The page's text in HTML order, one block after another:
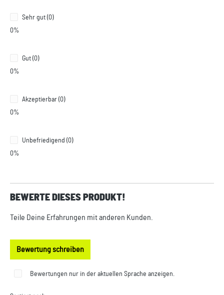
Sehr gut (0)
0%
Gut (0)
0%
Akzeptierbar (0)
0%
Unbefriedigend (0)
0%
BEWERTE DIESES PRODUKT!
Teile Deine Erfahrungen mit anderen Kunden.
Bewertung schreiben
Bewertungen nur in der aktuellen Sprache anzeigen.